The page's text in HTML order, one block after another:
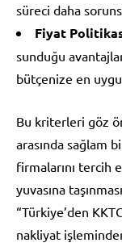
süreci daha
Fiyat
sunduğu
bütçenize en
Bu kriterleri göz
arasında sağlam
firmalarını tercih
yuvasına
“Türkiye’den
nakliyat